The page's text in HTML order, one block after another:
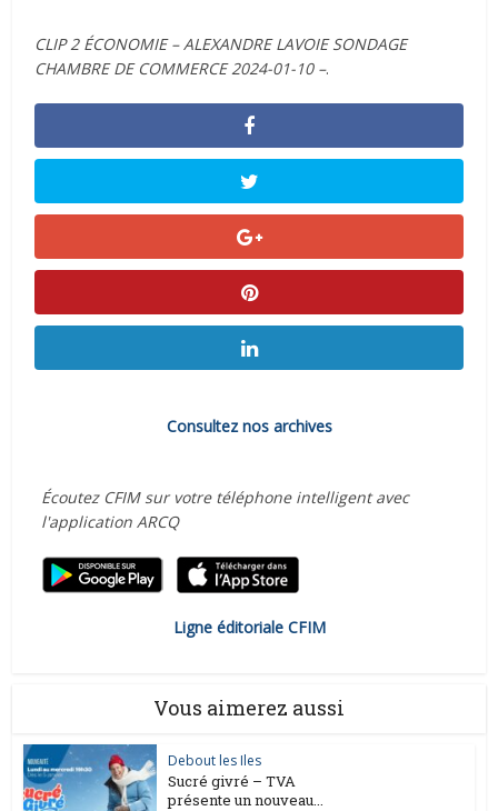
CLIP 2 ÉCONOMIE – ALEXANDRE LAVOIE SONDAGE
CHAMBRE DE COMMERCE 2024-01-10 –.
Consultez nos archives
Écoutez CFIM sur votre téléphone intelligent avec
l'application ARCQ
Ligne éditoriale CFIM
Vous aimerez aussi
Debout les Iles
Sucré givré – TVA
présente un nouveau...